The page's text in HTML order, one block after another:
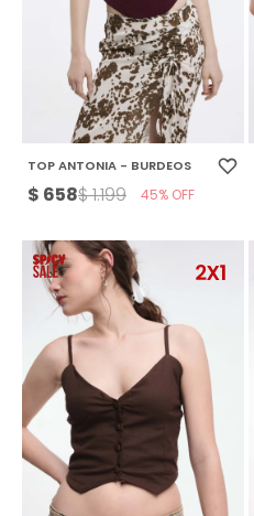
TOP ANTONIA - BURDEOS
$ 658$1.199 45